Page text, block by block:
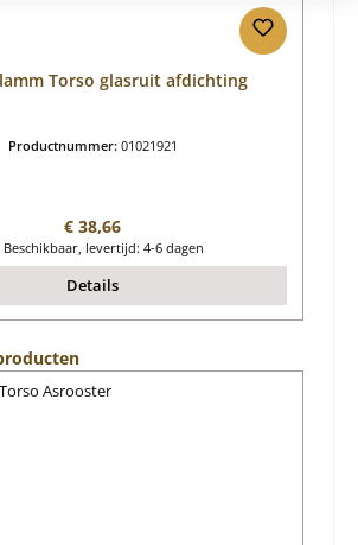
Torso glasruit afdichting
Productnummer: 01021921
Normale prijs:
€ 38,66
Beschikbaar, levertijd: 4-6 dagen
Details